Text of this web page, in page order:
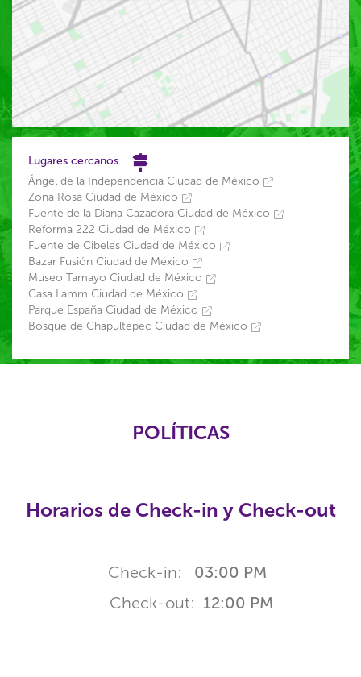
Lugares cercanos
Ángel de la Independencia Ciudad de México
Zona Rosa Ciudad de México
Fuente de la Diana Cazadora Ciudad de México
Reforma 222 Ciudad de México
Fuente de Cibeles Ciudad de México
Bazar Fusión Ciudad de México
Museo Tamayo Ciudad de México
Casa Lamm Ciudad de México
Parque España Ciudad de México
Bosque de Chapultepec Ciudad de México
POLÍTICAS
Horarios de Check-in y Check-out
Check-in: 03:00 PM
Check-out: 12:00 PM